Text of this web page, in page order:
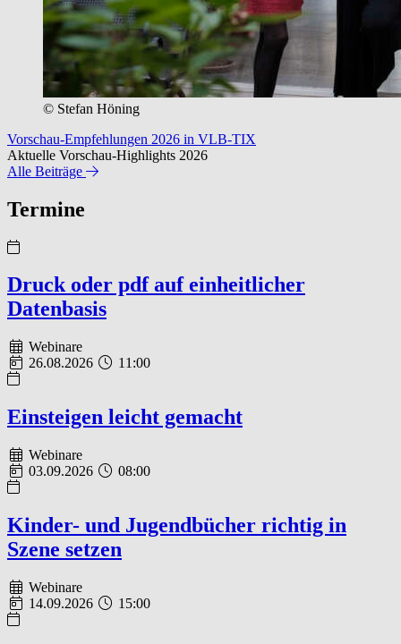
© Stefan Höning
Vorschau-Empfehlungen 2026 in VLB-TIX
Aktuelle Vorschau-Highlights 2026
Alle Beiträge
Termine
Druck oder pdf auf einheitlicher
Datenbasis
Webinare
26.08.2026
11:00
Einsteigen leicht gemacht
Webinare
03.09.2026
08:00
Kinder- und Jugendbücher richtig in
Szene setzen
Webinare
14.09.2026
15:00